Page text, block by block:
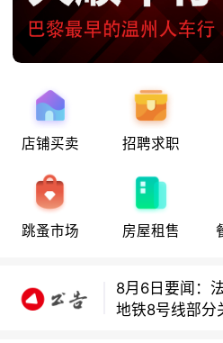
店铺买卖 招聘求职
跳蚤市场 房屋租售
8月6日要闻：
炉！
巴黎地铁音乐
地铁8号线部分
炉！